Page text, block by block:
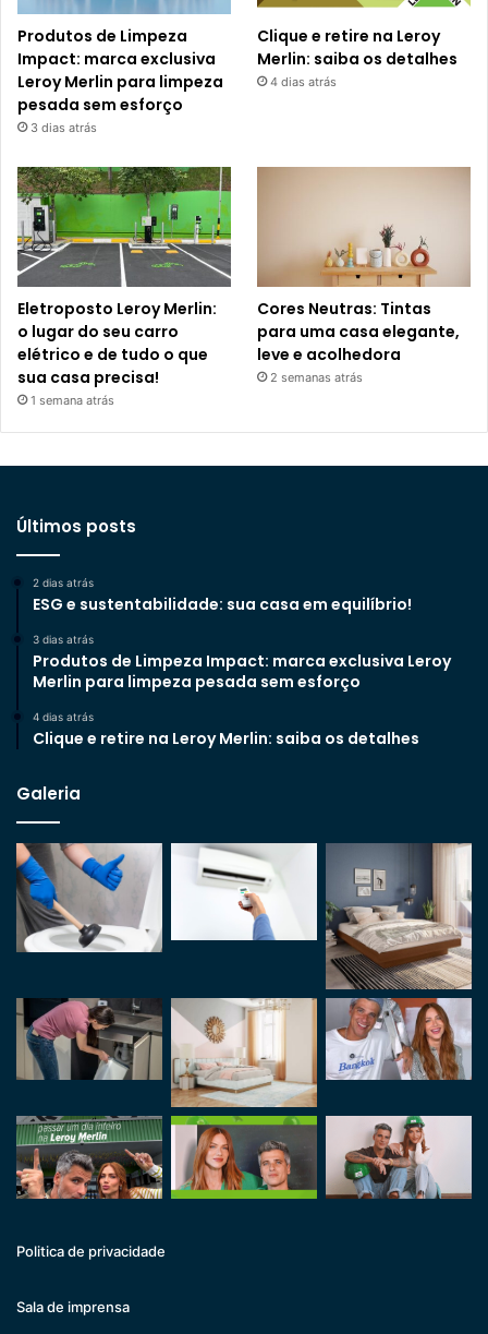
Produtos de Limpeza
Impact: marca exclusiva
Leroy Merlin para limpeza
pesada sem esforço
3 dias atrás
Clique e retire na Leroy
Merlin: saiba os detalhes
4 dias atrás
Eletroposto Leroy Merlin:
o lugar do seu carro
elétrico e de tudo o que
sua casa precisa!
1 semana atrás
Cores Neutras: Tintas
para uma casa elegante,
leve e acolhedora
2 semanas atrás
Últimos posts
2 dias atrás
ESG e sustentabilidade: sua casa em equilíbrio!
3 dias atrás
Produtos de Limpeza Impact: marca exclusiva Leroy
Merlin para limpeza pesada sem esforço
4 dias atrás
Clique e retire na Leroy Merlin: saiba os detalhes
Galeria
Politica de privacidade
Sala de imprensa